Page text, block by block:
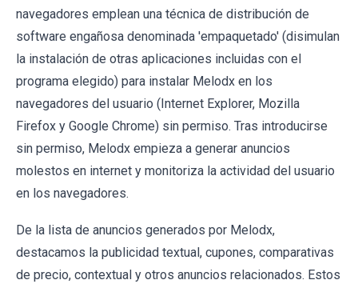
navegadores emplean una técnica de distribución de
software engañosa denominada 'empaquetado' (disimulan
la instalación de otras aplicaciones incluidas con el
programa elegido) para instalar Melodx en los
navegadores del usuario (Internet Explorer, Mozilla
Firefox y Google Chrome) sin permiso. Tras introducirse
sin permiso, Melodx empieza a generar anuncios
molestos en internet y monitoriza la actividad del usuario
en los navegadores.
De la lista de anuncios generados por Melodx,
destacamos la publicidad textual, cupones, comparativas
de precio, contextual y otros anuncios relacionados. Estos